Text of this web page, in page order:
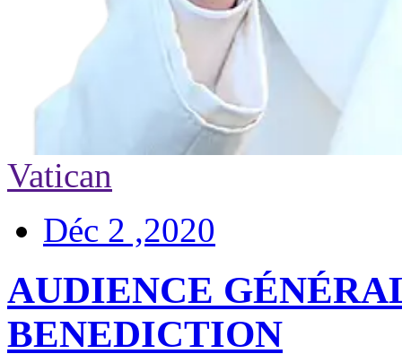
Vatican
Déc 2 ,2020
AUDIENCE
BENEDICTION